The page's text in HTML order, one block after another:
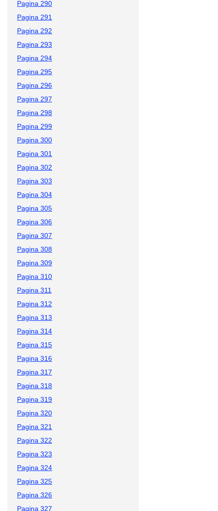
Pagina 290
Pagina 291
Pagina 292
Pagina 293
Pagina 294
Pagina 295
Pagina 296
Pagina 297
Pagina 298
Pagina 299
Pagina 300
Pagina 301
Pagina 302
Pagina 303
Pagina 304
Pagina 305
Pagina 306
Pagina 307
Pagina 308
Pagina 309
Pagina 310
Pagina 311
Pagina 312
Pagina 313
Pagina 314
Pagina 315
Pagina 316
Pagina 317
Pagina 318
Pagina 319
Pagina 320
Pagina 321
Pagina 322
Pagina 323
Pagina 324
Pagina 325
Pagina 326
Pagina 327